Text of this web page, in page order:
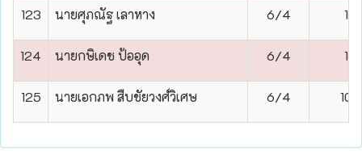
123 นายศุภณัฐ เลาหาง 6/4 1
124 นายกษิเดช ป้ออุด 6/4 1
125 นายเอกภพ สืบชัยวงศ์วิเศษ 6/4 10